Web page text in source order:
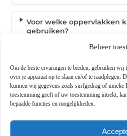
Beheer
Om de beste ervaringen te bieden, gebruiken
over je apparaat op te slaan en/of te raadplegen.
kunnen wij gegevens zoals surfgedrag of
toestemming geeft of uw toestemming intrekt,
bepaalde functies en mogelijkheden.
Voor welke oppervlakken
gebruiken?
Hoe verloopt het proces
Deventer?